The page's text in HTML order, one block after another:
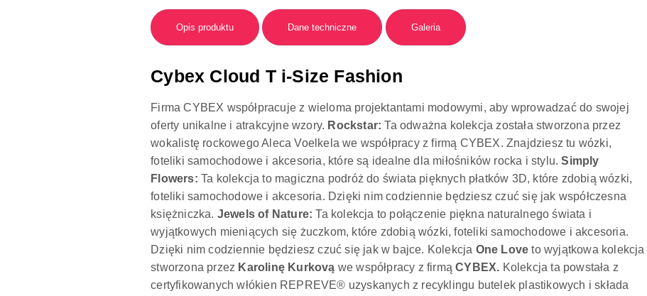
Opis produktu Dane techniczne Galeria
Cybex Cloud T i-Size Fashion
Firma CYBEX współpracuje z wieloma projektantami modowymi, aby wprowadzać do swojej
oferty unikalne i atrakcyjne wzory. Rockstar: Ta odważna kolekcja została stworzona przez
wokalistę rockowego Aleca Voelkela we współpracy z firmą CYBEX. Znajdziesz tu wózki,
foteliki samochodowe i akcesoria, które są idealne dla miłośników rocka i stylu.Simply
Flowers: Ta kolekcja to magiczna podróż do świata pięknych płatków 3D, które zdobią wózki,
foteliki samochodowe i akcesoria. Dzięki nim codziennie będziesz czuć się jak współczesna
księżniczka. Jewels of Nature: Ta kolekcja to połączenie piękna naturalnego świata i
wyjątkowych mieniących się żuczkom, które zdobią wózki, foteliki samochodowe i akcesoria.
Dzięki nim codziennie będziesz czuć się jak w bajce. Kolekcja One Love to wyjątkowa kolekcja
stworzona przez Karolinę Kurkovą we współpracy z firmąCYBEX. Kolekcja ta powstała z
certyfikowanych włókien REPREVE® uzyskanych z recyklingu butelek plastikowych i składa